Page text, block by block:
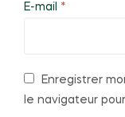
E-mail *
Enregistrer
le navigateur